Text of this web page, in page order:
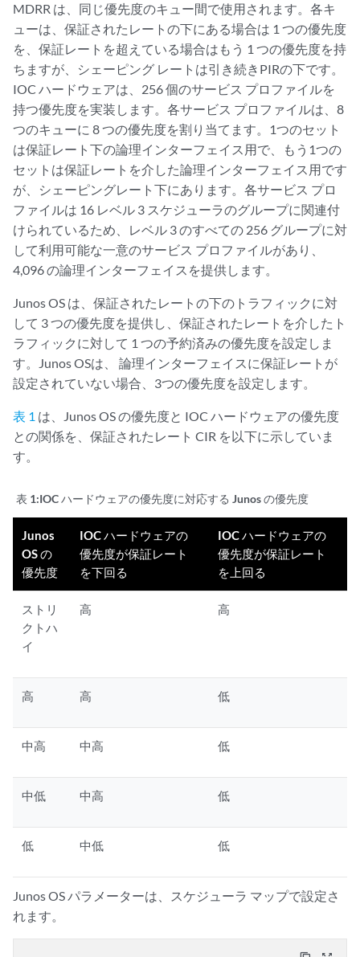
MDRR は、同じ優先度のキュー間で使用されます。各キ
ューは、保証されたレートの下にある場合は 1 つの優先度
を、保証レートを超えている場合はもう 1 つの優先度を持
ちますが、シェーピング レートは引き続きPIRの下です。
IOC ハードウェアは、256 個のサービス プロファイルを
持つ優先度を実装します。各サービス プロファイルは、8
つのキューに 8 つの優先度を割り当てます。1つのセット
は保証レート下の論理インターフェイス用で、もう1つの
セットは保証レートを介した論理インターフェイス用です
が、シェーピングレート下にあります。各サービス プロ
ファイルは 16 レベル 3 スケジューラのグループに関連付
けられているため、レベル 3 のすべての 256 グループに対
して利用可能な一意のサービス プロファイルがあり、
4,096 の論理インターフェイスを提供します。
Junos OS は、保証されたレートの下のトラフィックに対
して 3 つの優先度を提供し、保証されたレートを介したト
ラフィックに対して 1 つの予約済みの優先度を設定しま
す。Junos OSは、 論理インターフェイス に保証レートが
設定されていない場合、3つの優先度を設定します。
表 1 は、Junos OS の優先度と IOC ハードウェアの優先度
との関係を、保証されたレート CIR を以下に示していま
す。
表 1:IOC ハードウェアの優先度に対応する Junos の優先度
Junos
OS の
優先度
IOC ハードウェアの
優先度が保証レート
を下回る
IOC ハードウェアの
優先度が保証レート
を上回る
ストリ
クトハ
イ
高 高
高 高 低
中高 中高 低
中低 中高 低
低 中低 低
Junos OS パラメーターは、スケジューラ マップで設定さ
れます。